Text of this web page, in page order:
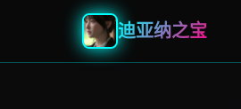
迪亚纳之宝